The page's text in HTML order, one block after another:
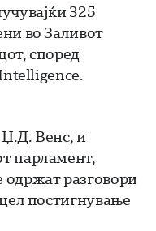
325
во Заливот
според
Венс, и
парламент,
разговори
постигнување